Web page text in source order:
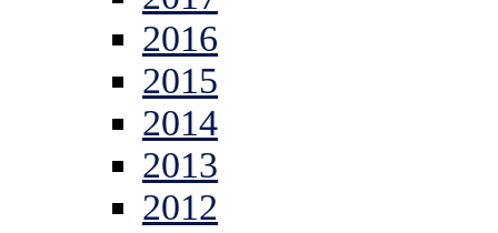
2016
2015
2014
2013
2012